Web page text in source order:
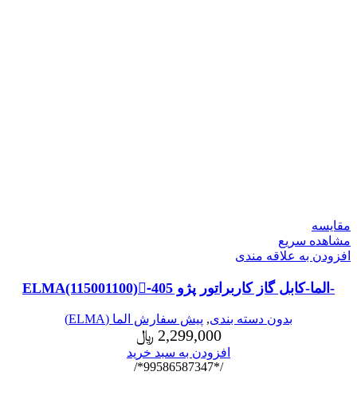
مقایسه
مشاهده سریع
افزودن به علاقه مندی
-الما-کابل گاز کاربراتور پژو 405-ٍELMA(115001100)
بدون دسته بندی, پیش سفارش الما (ELMA)
2,299,000 ﷼
افزودن به سبد خرید
/*99586587347*/